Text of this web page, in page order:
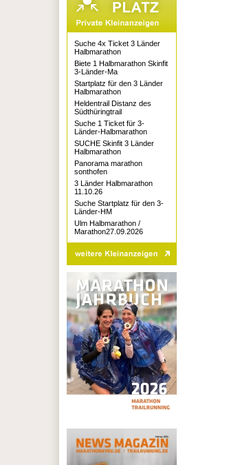
Suche 4x Ticket 3 Länder
Halbmarathon
Biete 1 Halbmarathon Skinfit
3-Länder-Ma
Startplatz für den 3 Länder
Halbmarathon
Heldentrail Distanz des
Südthüringtrail
Suche 1 Ticket für 3-
Länder-Halbmarathon
SUCHE Skinfit 3 Länder
Halbmarathon
Panorama marathon
sonthofen
3 Länder Halbmarathon
11.10.26
Suche Startplatz für den 3-
Länder-HM
Ulm Halbmarathon /
Marathon27.09.2026